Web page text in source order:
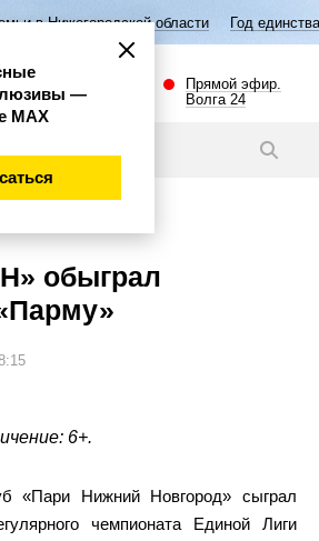
области Год единства народов
Прямой эфир.
Волга 24
обыграл
6+.
«Пари Нижний Новгород» сыграл
чемпионата Единой Лиги
—
МАХ